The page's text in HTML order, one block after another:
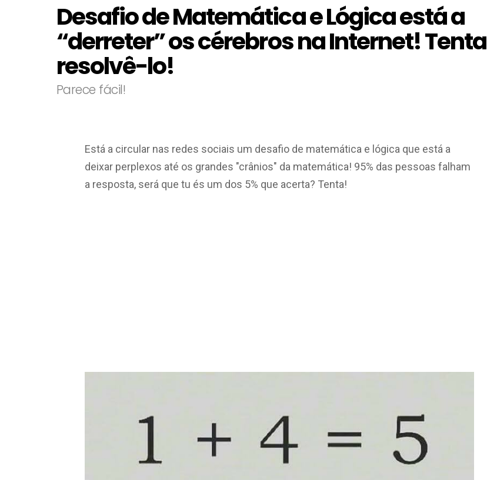
Desafio de Matemática e Lógica está a
“derreter” os cérebros na Internet! Tenta
resolvê-lo!
Parece fácil!
Está a circular nas redes sociais um desafio de matemática e lógica que está a
deixar perplexos até os grandes "crânios" da matemática! 95% das pessoas falham
a resposta, será que tu és um dos 5% que acerta? Tenta!